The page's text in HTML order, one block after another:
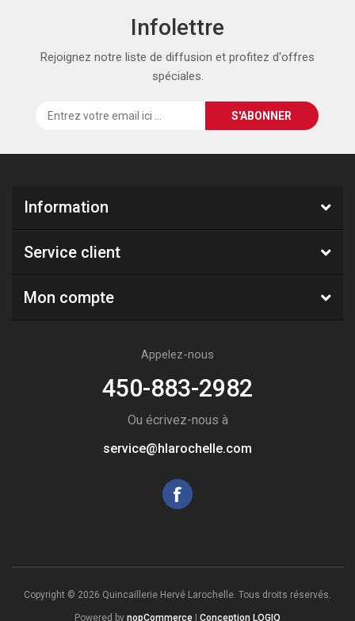
Infolettre
Rejoignez notre liste de diffusion et profitez d'offres
spéciales.
Information
Service client
Mon compte
Appelez-nous
450-883-2982
Ou écrivez-nous à
service@hlarochelle.com
Copyright © 2026 Quincaillerie Hervé Larochelle. Tous droits réservés.
Powered by nopCommerce Conception LOGIQ